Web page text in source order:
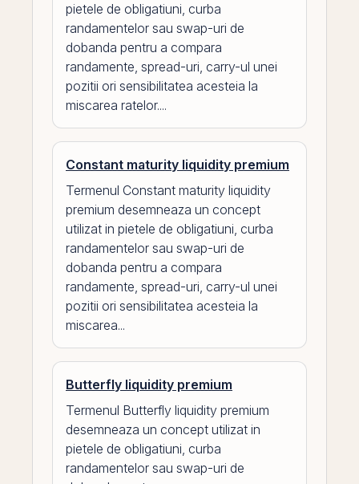
pietele de obligatiuni, curba
randamentelor sau swap-uri de
dobanda pentru a compara
randamente, spread-uri, carry-ul unei
pozitii ori sensibilitatea acesteia la
miscarea ratelor....
Constant maturity liquidity premium
Termenul Constant maturity liquidity
premium desemneaza un concept
utilizat in pietele de obligatiuni, curba
randamentelor sau swap-uri de
dobanda pentru a compara
randamente, spread-uri, carry-ul unei
pozitii ori sensibilitatea acesteia la
miscarea...
Butterfly liquidity premium
Termenul Butterfly liquidity premium
desemneaza un concept utilizat in
pietele de obligatiuni, curba
randamentelor sau swap-uri de